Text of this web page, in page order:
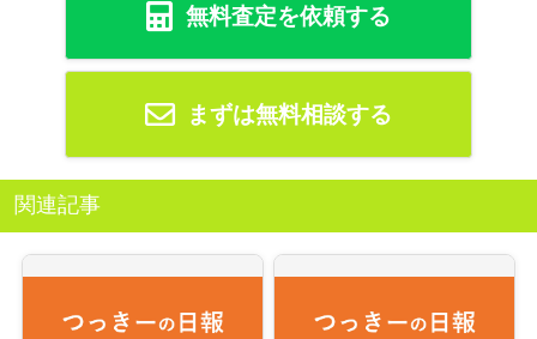
無料査定を依頼する
まずは無料相談する
関連記事